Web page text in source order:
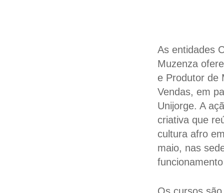
As entidades
Muzenza
e Produtor de
Vendas, em
Unijorge. A
criativa que
cultura afro
maio, nas